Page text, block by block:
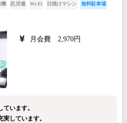
機 託児場 Wi-Fi 日焼けマシン 無料駐車場
月会費 2,970円
います。
しています。